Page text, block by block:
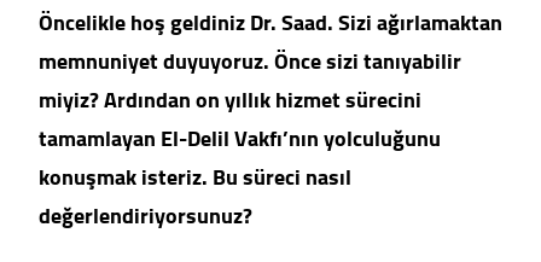
Öncelikle hoş geldiniz Dr. Saad. Sizi ağırlamaktan
memnuniyet duyuyoruz. Önce sizi tanıyabilir
miyiz? Ardından on yıllık hizmet sürecini
tamamlayan El-Delil Vakfı’nın yolculuğunu
konuşmak isteriz. Bu süreci nasıl
değerlendiriyorsunuz?